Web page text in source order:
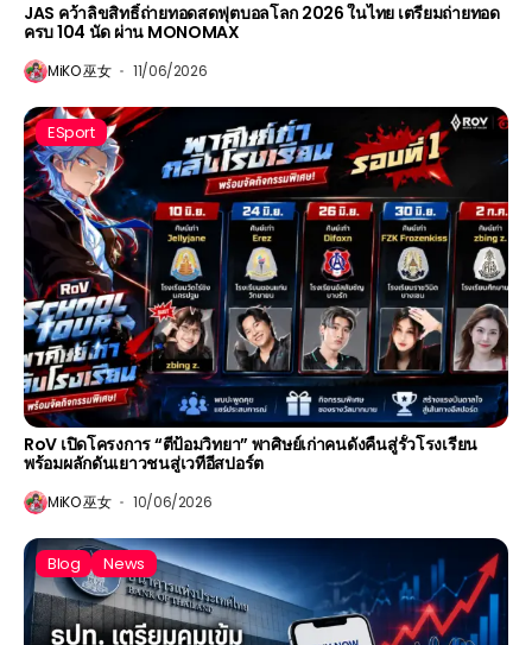
JAS คว้าลิขสิทธิ์ถ่ายทอดสดฟุตบอลโลก 2026 ในไทย เตรียมถ่ายทอด
ครบ 104 นัด ผ่าน MONOMAX
MiKO 巫女 11/06/2026
ESport
RoV เปิดโครงการ “ตีป้อมวิทยา” พาศิษย์เก่าคนดังคืนสู่รั้วโรงเรียน
พร้อมผลักดันเยาวชนสู่เวทีอีสปอร์ต
MiKO 巫女 10/06/2026
Blog News